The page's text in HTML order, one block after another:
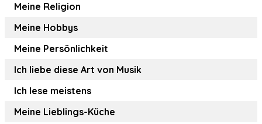
Meine Religion
Meine Hobbys
Meine Persönlichkeit
Ich liebe diese Art von Musik
Ich lese meistens
Meine Lieblings-Küche